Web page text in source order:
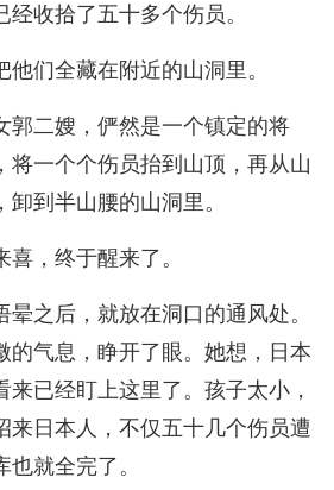
经收拾了五十多个伤员。
他们全藏在附近的山洞里。
郭二嫂，俨然是一个镇定的将
将一个个伤员抬到山顶，再从山
到半山腰的山洞里。
，终于醒来了。
晕之后，就放在洞口的通风处。
的气息，睁开了眼。她想，日本
来已经盯上这里了。孩子太小，
来日本人，不仅五十几个伤员遭
就全完了。